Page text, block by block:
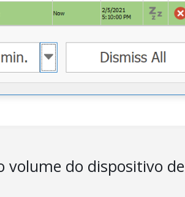
volume do dispositivo de